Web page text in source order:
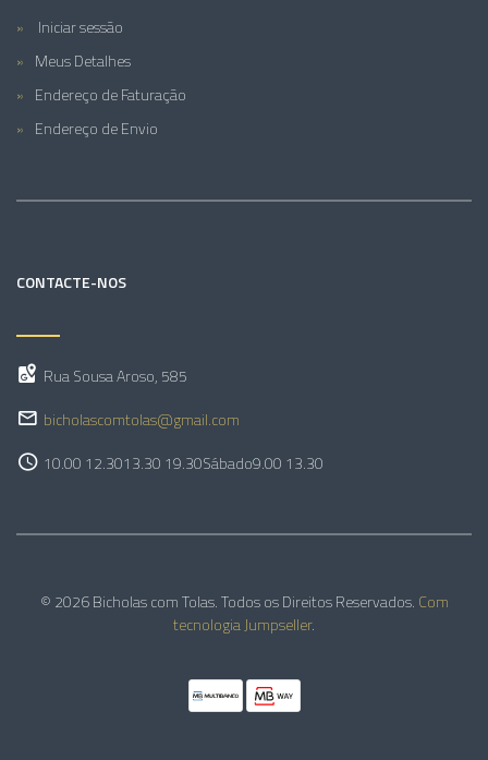
Iniciar sessão
Meus Detalhes
Endereço de Faturação
Endereço de Envio
CONTACTE-NOS
Rua Sousa Aroso, 585
bicholascomtolas@gmail.com
10.00 12.3013.30 19.30Sábado9.00 13.30
© 2026 Bicholas com Tolas. Todos os Direitos Reservados. Com
tecnologia Jumpseller.